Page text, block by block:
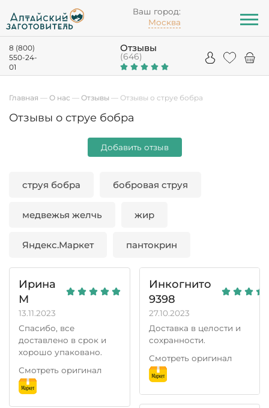
Ваш город:
Москва
8 (800)
550-24-
01
Отзывы
(646)
Главная — О нас — Отзывы — Отзывы о струе бобра
Отзывы о струе бобра
Добавить отзыв
струя бобра бобровая струя
медвежья желчь жир
Яндекс.Маркет пантокрин
Ирина
М
13.11.2023
Спасибо, все
доставлено в срок и
хорошо упаковано.
Смотреть оригинал
Инкогнито
9398
27.10.2023
Доставка в целости и
сохранности.
Смотреть оригинал